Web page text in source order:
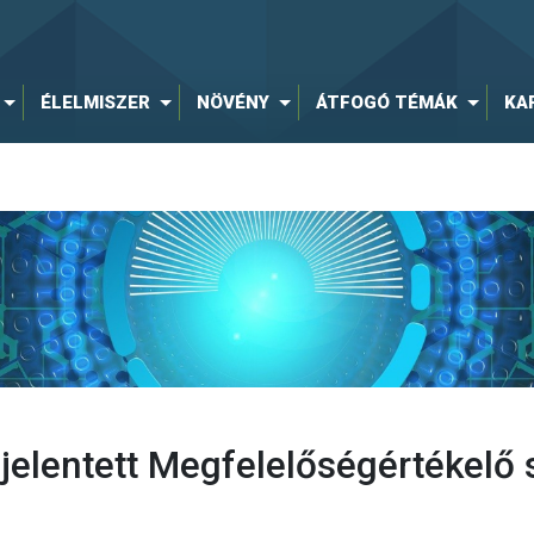
ÉLELMISZER NÖVÉNY ÁTFOGÓ TÉMÁK
Megfelelőségértékelő